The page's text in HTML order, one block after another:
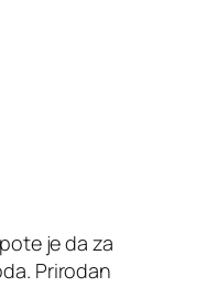
je da za
Prirodan